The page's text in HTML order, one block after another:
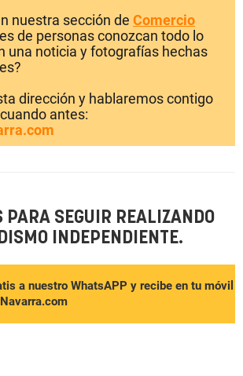
nuestra sección de Comercio
de personas conozcan todo lo
una noticia y fotografías hechas
dirección y hablaremos contigo
antes:
PARA SEGUIR REALIZANDO
INDEPENDIENTE.
a nuestro WhatsAPP y recibe en tu móvil